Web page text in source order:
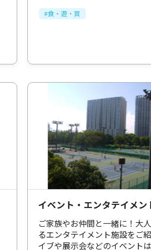
#食・遊・買
イベント・エンタテイメン
ご家族やお仲間と一緒に！大
るエンタテイメント施設をご
イブや展示会などのイベント